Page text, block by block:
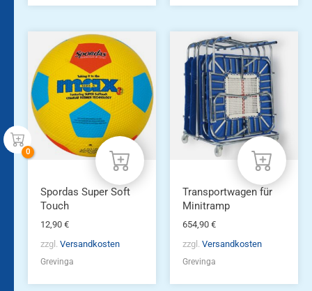
Spordas Super Soft
Touch
12,90 €
zzgl. Versandkosten
Grevinga
Transportwagen für
Minitramp
654,90 €
zzgl. Versandkosten
Grevinga